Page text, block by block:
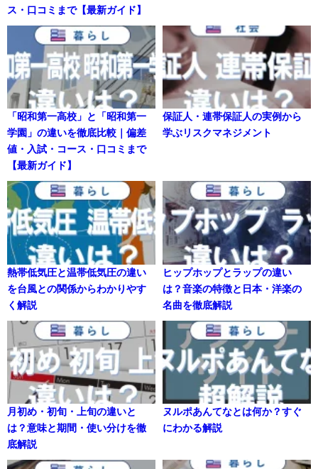
ス・口コミまで【最新ガイド】
「昭和第一高校」と「昭和第一
学園」の違いを徹底比較｜偏差
値・入試・コース・口コミまで
【最新ガイド】
保証人・連帯保証人の実例から
学ぶリスクマネジメント
熱帯低気圧と温帯低気圧の違い
を台風との関係からわかりやす
く解説
ヒップホップとラップの違い
は？音楽の特徴と日本・洋楽の
名曲を徹底解説
月初め・初旬・上旬の違いと
は？意味と期間・使い分けを徹
底解説
ヌルポあんてなとは何か？すぐ
にわかる解説